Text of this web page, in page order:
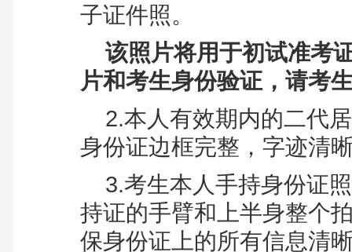
子证件照。
该照片将用于初试准考
片和考生身份验证，请考
2.本人有效期内的二代
身份证边框完整，字迹清
3.考生本人手持身份证
持证的手臂和上半身整个
保身份证上的所有信息清